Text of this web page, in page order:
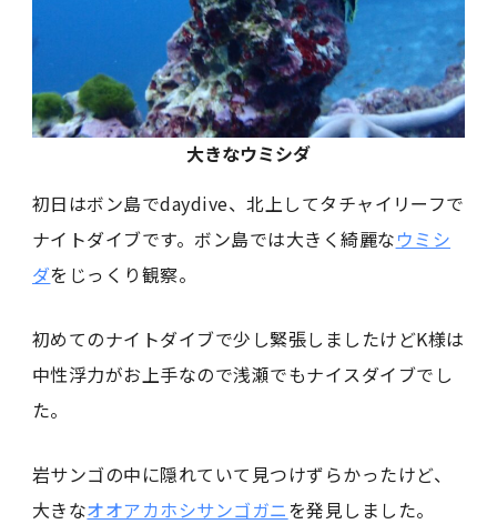
大きなウミシダ
初日はボン島でdaydive、北上してタチャイリーフで
ナイトダイブです。ボン島では大きく綺麗なウミシ
ダをじっくり観察。
初めてのナイトダイブで少し緊張しましたけどK様は
中性浮力がお上手なので浅瀬でもナイスダイブでし
た。
岩サンゴの中に隠れていて見つけずらかったけど、
大きなオオアカホシサンゴガニを発見しました。